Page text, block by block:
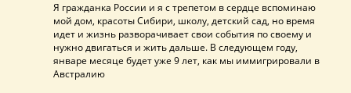
Я гражданка России и я с трепетом в сердце вспоминаю
мой дом, красоты Сибири, школу, детский сад, но время
идет и жизнь разворачивает свои события по своему и
нужно двигаться и жить дальше. В следующем году,
январе месяце будет уже 9 лет, как мы иммигрировали в
Австралию